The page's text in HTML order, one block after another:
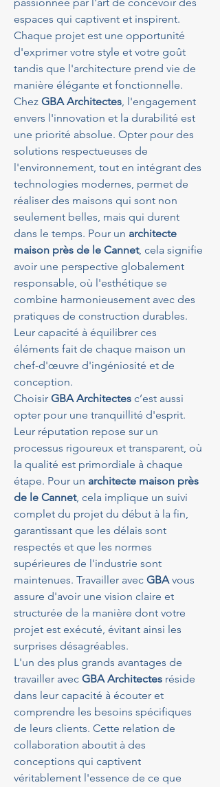
espaces qui captivent et inspirent.
Chaque projet est une opportunité
d'exprimer votre style et votre goût
tandis que l'architecture prend vie de
manière élégante et fonctionnelle.
Chez GBA Architectes, l'engagement
envers l'innovation et la durabilité est
une priorité absolue. Opter pour des
solutions respectueuses de
l'environnement, tout en intégrant des
technologies modernes, permet de
réaliser des maisons qui sont non
seulement belles, mais qui durent
dans le temps. Pour un architecte
maison près de le Cannet, cela signifie
avoir une perspective globalement
responsable, où l'esthétique se
combine harmonieusement avec des
pratiques de construction durables.
Leur capacité à équilibrer ces
éléments fait de chaque maison un
chef-d'œuvre d'ingéniosité et de
conception.
Choisir GBA Architectes c’est aussi
opter pour une tranquillité d'esprit.
Leur réputation repose sur un
processus rigoureux et transparent, où
la qualité est primordiale à chaque
étape. Pour un architecte maison près
de le Cannet, cela implique un suivi
complet du projet du début à la fin,
garantissant que les délais sont
respectés et que les normes
supérieures de l'industrie sont
maintenues. Travailler avec GBA vous
assure d'avoir une vision claire et
structurée de la manière dont votre
projet est exécuté, évitant ainsi les
surprises désagréables.
L'un des plus grands avantages de
travailler avec GBA Architectes réside
dans leur capacité à écouter et
comprendre les besoins spécifiques
de leurs clients. Cette relation de
collaboration aboutit à des
conceptions qui captivent
véritablement l'essence de ce que